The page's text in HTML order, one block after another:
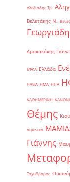
Αλεξιάδης Τρ.
Βελετάκης Ν.
Δρακακάκης
ΕΦΚΑ Ελλάδα
ΗΛΕΙΑ ΗΜΑ ΗΠΑ
ΚΑΘΗΜΕΡΙΝΗ
Θέμης
Λιμενικό
Γιάννης
Ταχυδρόμος